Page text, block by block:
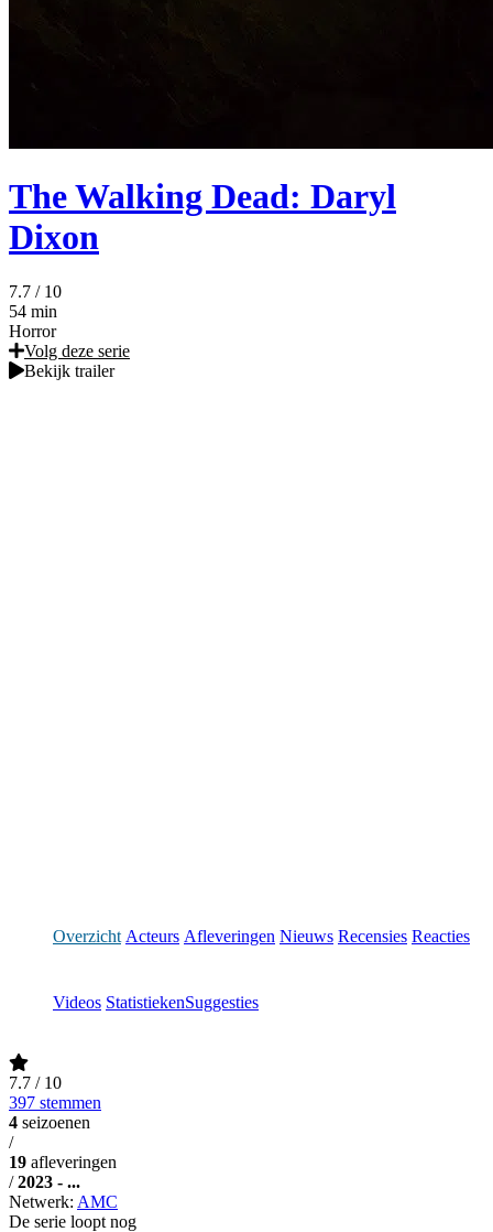
The Walking Dead: Daryl
Dixon
7.7 / 10
54 min
Horror
Volg deze serie
Bekijk trailer
Overzicht Acteurs Afleveringen Nieuws Recensies Reacties
Videos StatistiekenSuggesties
7.7 / 10
397 stemmen
4 seizoenen
/
19 afleveringen
/ 2023 - ...
Netwerk: AMC
De serie loopt nog